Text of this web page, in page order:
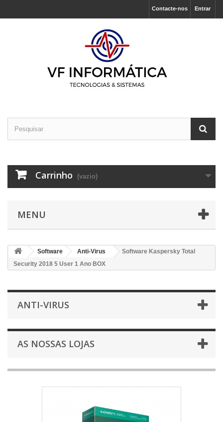
Entrar
Contacte-nos
Carrinho (vazio)
MENU
Software Anti-Virus
Software Kaspersky Total
Security 2018 5 User 1 Ano BOX
ANTI-VIRUS
AS NOSSAS LOJAS